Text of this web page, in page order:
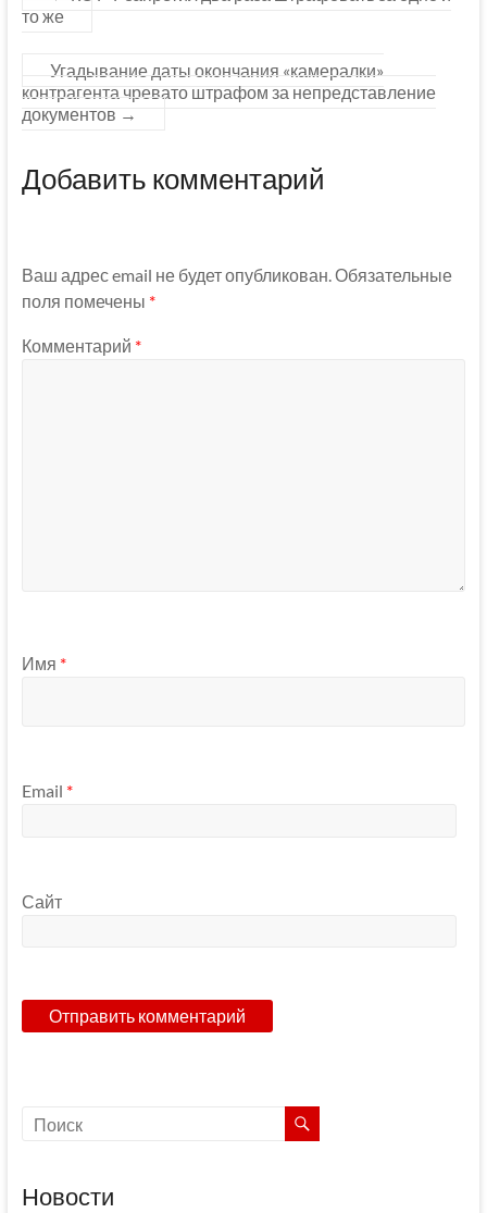
то же
Угадывание даты окончания «камералки»
контрагента чревато штрафом за непредставление
документов →
Добавить комментарий
Ваш адрес email не будет опубликован. Обязательные
поля помечены *
Комментарий *
Имя *
Email *
Сайт
Новости